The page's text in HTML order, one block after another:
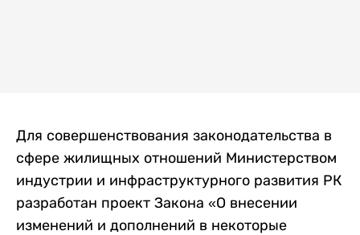
Для совершенствования законодательства в
сфере жилищных отношений Министерством
индустрии и инфраструктурного развития РК
разработан проект Закона «О внесении
изменений и дополнений в некоторые